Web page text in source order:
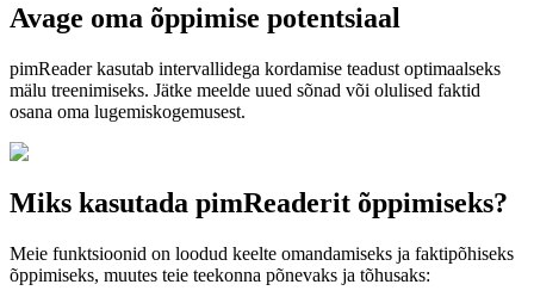
Avage oma õppimise potentsiaal
pimReader kasutab intervallidega kordamise teadust optimaalseks
mälu treenimiseks. Jätke meelde uued sõnad või olulised faktid
osana oma lugemiskogemusest.
Miks kasutada pimReaderit õppimiseks?
Meie funktsioonid on loodud keelte omandamiseks ja faktipõhiseks
õppimiseks, muutes teie teekonna põnevaks ja tõhusaks: